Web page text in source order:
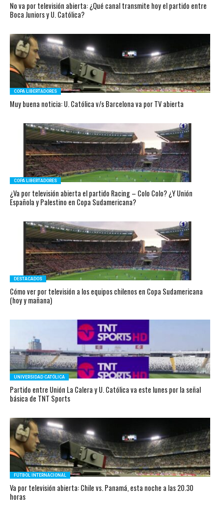
No va por televisión abierta: ¿Qué canal transmite hoy el partido entre
Boca Juniors y U. Católica?
COPA LIBERTADORES
Muy buena noticia: U. Católica v/s Barcelona va por TV abierta
COPA LIBERTADORES
¿Va por televisión abierta el partido Racing – Colo Colo? ¿Y Unión
Española y Palestino en Copa Sudamericana?
DESTACADOS
Cómo ver por televisión a los equipos chilenos en Copa Sudamericana
(hoy y mañana)
UNIVERSIDAD CATÓLICA
Partido entre Unión La Calera y U. Católica va este lunes por la señal
básica de TNT Sports
FÚTBOL INTERNACIONAL
Va por televisión abierta: Chile vs. Panamá, esta noche a las 20.30
horas